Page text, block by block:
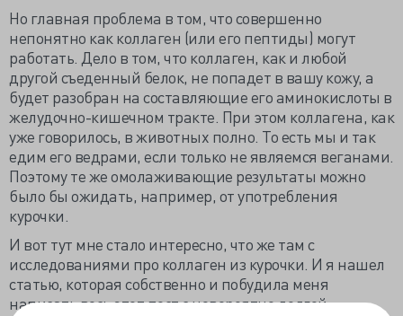
Но главная проблема в том, что совершенно
непонятно как коллаген (или его пептиды) могут
работать. Дело в том, что коллаген, как и любой
другой съеденный белок, не попадет в вашу кожу, а
будет разобран на составляющие его аминокислоты в
желудочно-кишечном тракте. При этом коллагена, как
уже говорилось, в животных полно. То есть мы и так
едим его ведрами, если только не являемся веганами.
Поэтому те же омолаживающие результаты можно
было бы ожидать, например, от употребления
курочки.
И вот тут мне стало интересно, что же там с
исследованиями про коллаген из курочки. И я нашел
статью, которая собственно и побудила меня
написать весь этот пост с невероятно долгой